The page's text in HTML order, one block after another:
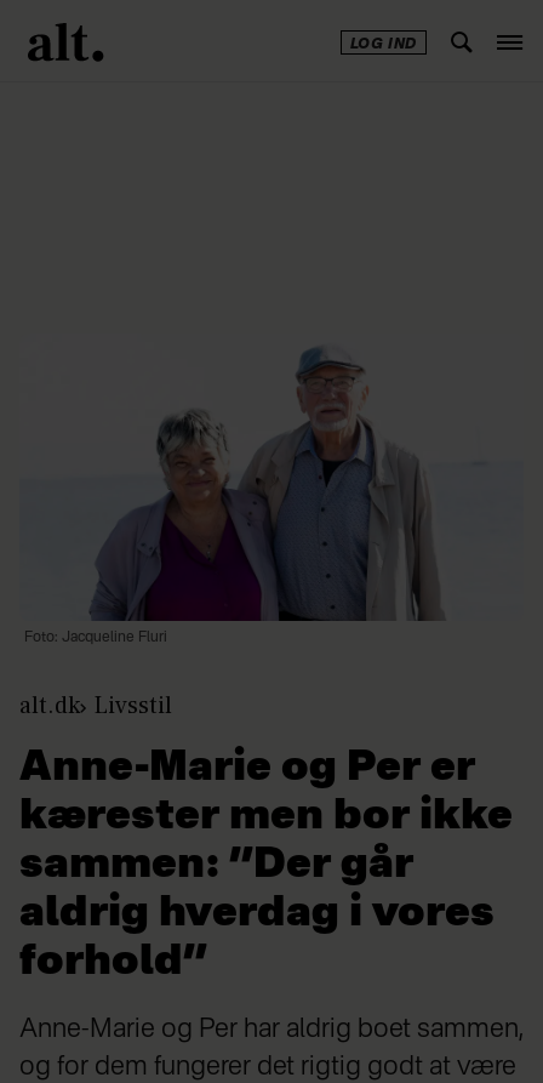
LOG IND
Foto: Jacqueline Fluri
alt.dk Livsstil
Anne-Marie og Per er
kærester men bor ikke
sammen: ”Der går
aldrig hverdag i vores
forhold”
Anne-Marie og Per har aldrig boet sammen,
og for dem fungerer det rigtig godt at være